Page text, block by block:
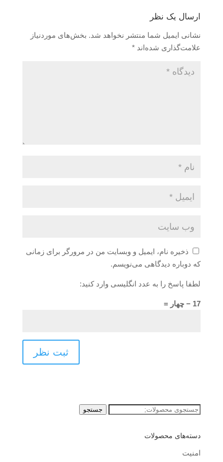
ارسال یک نظر
نشانی ایمیل شما منتشر نخواهد شد. بخش‌های موردنیاز
علامت‌گذاری شده‌اند *
ذخیره نام، ایمیل و وبسایت من در مرورگر برای زمانی
که دوباره دیدگاهی می‌نویسم.
لطفا پاسخ را به عدد انگلیسی وارد کنید:
17 − چهار =
جستجو
جستجو
دسته‌های محصولات
امنیت